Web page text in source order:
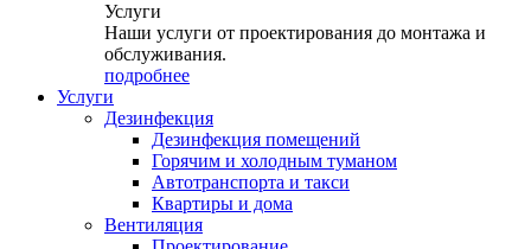
Услуги
Наши услуги от проектирования до монтажа и
обслуживания.
подробнее
Услуги
Дезинфекция
Дезинфекция помещений
Горячим и холодным туманом
Автотранспорта и такси
Квартиры и дома
Вентиляция